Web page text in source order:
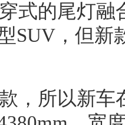
式的尾灯融
SUV，但新
，所以新